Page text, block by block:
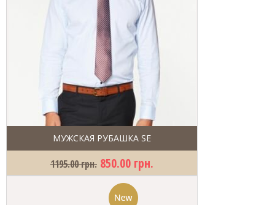
МУЖСКАЯ РУБАШКА SE
1195.00 грн. 850.00 грн.